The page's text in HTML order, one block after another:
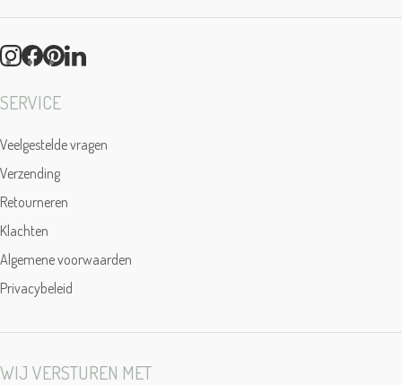
SERVICE
Veelgestelde vragen
Verzending
Retourneren
Klachten
Algemene voorwaarden
Privacybeleid
WIJ VERSTUREN MET